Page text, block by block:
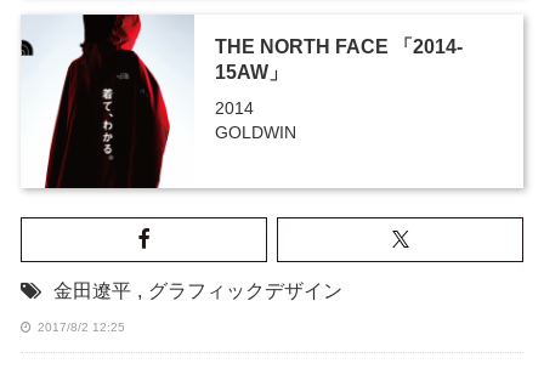
THE NORTH FACE 「2014-
15AW」
2014
GOLDWIN
金田遼平 , グラフィックデザイン
2017/8/2 12:25